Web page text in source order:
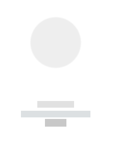
------------
----------- -----------